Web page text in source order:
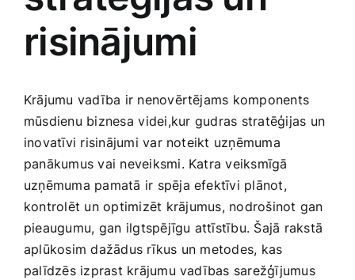
Jaunākie pārdevēji
Raksti
Grāmatas
Gudrā māja
Mājai un remontam
Mājražotājiem
Mājsaimniecības preces
risinājumi
Krājumu vadība ir nenovērtējams komponents
mūsdienu biznesa⁣ videi,kur ⁣gudras stratēģijas⁣ un
‌inovatīvi risinājumi var noteikt uzņēmuma
panākumus vai ​neveiksmi. Katra veiksmīgā
uzņēmuma pamatā‌ ir spēja efektīvi ​plānot,
kontrolēt un optimizēt⁣ krājumus, nodrošinot ‌gan
pieaugumu, ⁢gan ilgtspējīgu attīstību. Šajā ‌rakstā
‌aplūkosim​ dažādus rīkus un metodes, kas
palīdzēs izprast​ krājumu vadības sarežģījumus